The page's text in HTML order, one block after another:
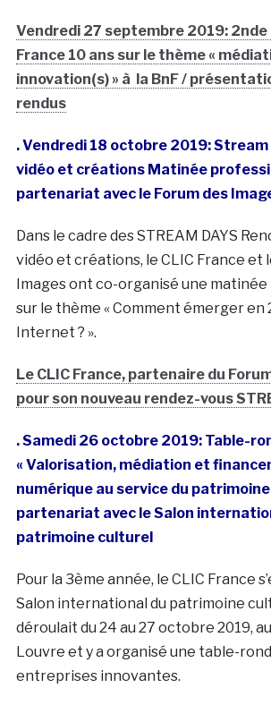
Vendredi 27 septembre 2019: 2nde
France 10 ans sur le thème «
innovation(s) » à la BnF /
rendus
. Vendredi 18 octobre 2019: Stream
vidéo et créations Matinée
partenariat avec le Forum des
Dans le cadre des STREAM DAYS
vidéo et créations, le CLIC France et
Images ont co-organisé une
sur le thème « Comment émerger en
Internet ? ».
Le CLIC France, partenaire du
pour son nouveau rendez-vous
. Samedi 26 octobre 2019: Table-
« Valorisation, médiation et
numérique au service du patrimoine
partenariat avec le Salon
patrimoine culturel
Pour la 3ème année, le CLIC France
Salon international du patrimoine
déroulait du 24 au 27 octobre 2019,
Louvre et y a organisé une table-
entreprises innovantes.